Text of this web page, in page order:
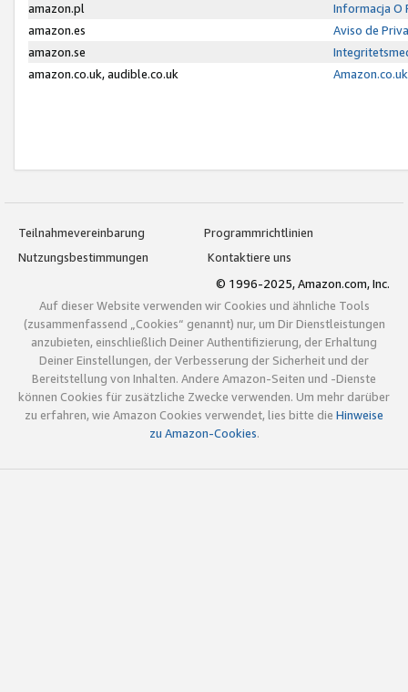
amazon.pl
Informacja O
amazon.es
Aviso de
amazon.se
amazon.co.uk, audible.co.uk
Teilnahmevereinbarung
Programmrichtlinien
Nutzungsbestimmungen
Kontaktiere uns
© 1996-2025, Amazon.com, Inc.
Auf dieser Website verwenden wir Cookies und ähnliche Tools
(zusammenfassend „Cookies“ genannt) nur, um Dir Dienstleistungen
anzubieten, einschließlich Deiner Authentifizierung, der Erhaltung
Deiner Einstellungen, der Verbesserung der Sicherheit und der
Bereitstellung von Inhalten. Andere Amazon-Seiten und -Dienste
können Cookies für zusätzliche Zwecke verwenden. Um mehr darüber
zu erfahren, wie Amazon Cookies verwendet, lies bitte die Hinweise
zu Amazon-Cookies.